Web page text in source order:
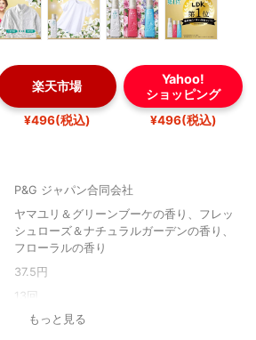
楽天市場
¥496(税込)
Yahoo!
ショッピング
¥496(税込)
P&G ジャパン合同会社
ヤマユリ＆グリーンブーケの香り、フレッ
シュローズ＆ナチュラルガーデンの香り、
フローラルの香り
37.5円
13回
もっと見る